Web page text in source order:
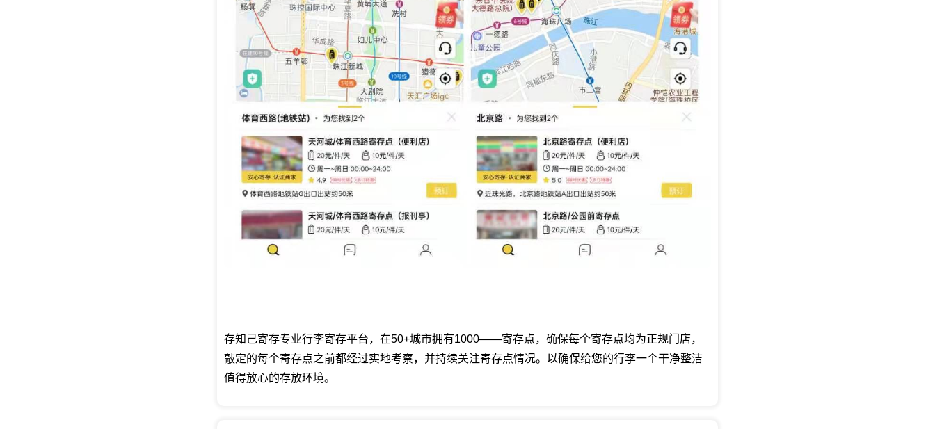
存知己寄存专业行李寄存平台，在50+城市拥有1000——寄存点，确保每个寄存点均为正规门店，
敲定的每个寄存点之前都经过实地考察，并持续关注寄存点情况。以确保给您的行李一个干净整洁
值得放心的存放环境。